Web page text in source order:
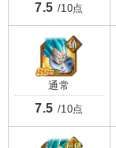
7.5 /10点
通常
7.5 /10点